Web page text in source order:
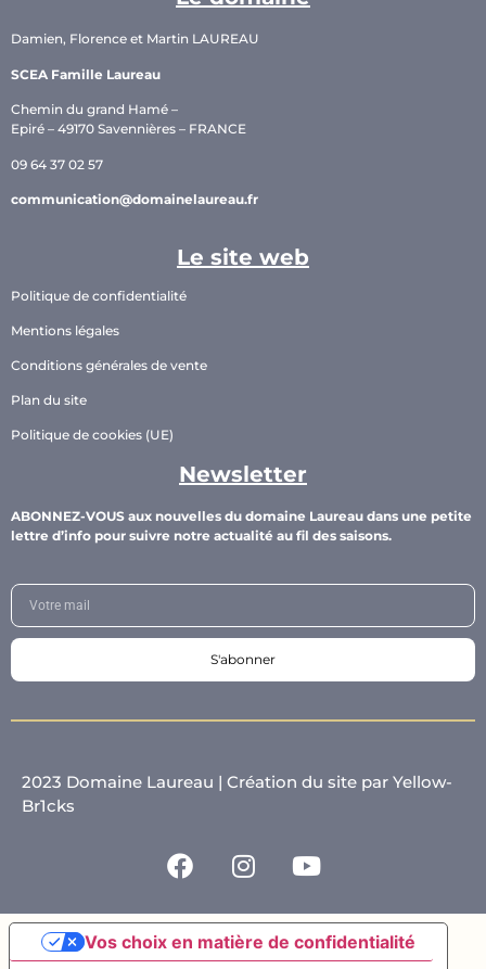
Damien, Florence et Martin LAUREAU
SCEA Famille Laureau
Chemin du grand Hamé –
Epiré – 49170 Savennières – FRANCE
09 64 37 02 57
communication@domainelaureau.fr
Le site web
Politique de confidentialité
Mentions légales
Conditions générales de vente
Plan du site
Politique de cookies (UE)
Newsletter
ABONNEZ-VOUS aux nouvelles du domaine Laureau dans une petite
lettre d’info pour suivre notre actualité au fil des saisons.
S'abonner
2023 Domaine Laureau | Création du site par Yellow-
Br1cks
Vos choix en matière de confidentialité